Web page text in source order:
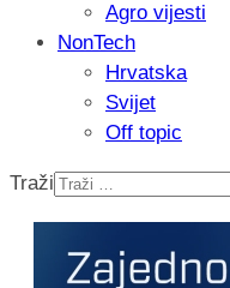
Recenzija:
nikada prije
Agro vijesti
NonTech
Hrvatska
Svijet
Off topic
Traži